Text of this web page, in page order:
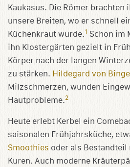
Kaukasus. Die Römer brachten
unsere Breiten, wo er schnell
Küchenkraut wurde.1 Schon im
ihn Klostergärten gezielt in
Körper nach der langen
zu stärken. Hildegard von
Milzschmerzen, wunden
Hautprobleme.2
Heute erlebt Kerbel ein
saisonalen Frühjahrsküche,
Smoothies oder als
Kuren. Auch moderne